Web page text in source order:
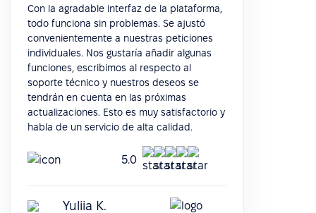
Con la agradable interfaz de la plataforma,
todo funciona sin problemas. Se ajustó
convenientemente a nuestras peticiones
individuales. Nos gustaría añadir algunas
funciones, escribimos al respecto al
soporte técnico y nuestros deseos se
tendrán en cuenta en las próximas
actualizaciones. Esto es muy satisfactorio y
habla de un servicio de alta calidad.
5.0
Yuliia K.